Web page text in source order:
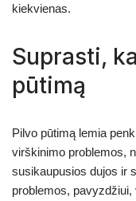
kiekvienas.
Suprasti,
pūtimą
Pilvo pūtimą lemia
virškinimo problemos,
susikaupusios dujos ir
problemos,